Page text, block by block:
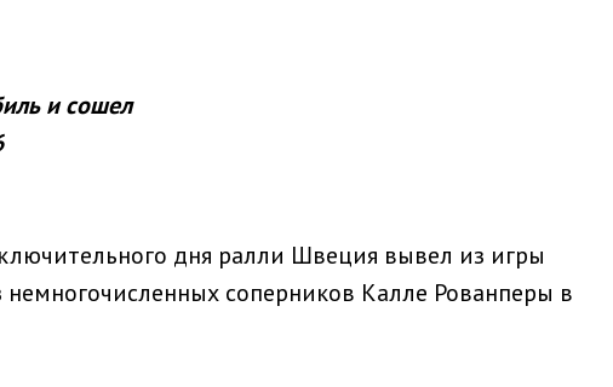
и сошел
дня ралли Швеция вывел из игры
соперников Калле Рованперы в